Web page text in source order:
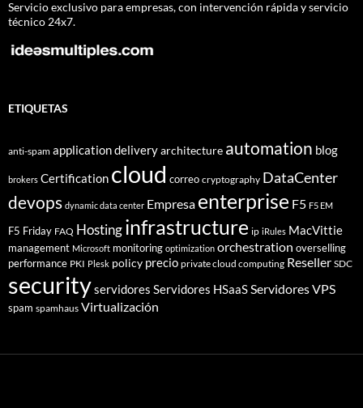
Servicio exclusivo para empresas, con intervención rápida y servicio
técnico 24x7.
ETIQUETAS
anti-spam application deliveryarchitecture automation blog
brokers Certification cloud correo cryptography DataCenter
devops dynamic data center Empresa enterprise F5 F5 EM
F5 Friday FAQ Hostinginfrastructure ip iRules MacVittie
management Microsoft monitoring optimization orchestration overselling
performance PKI Plesk policy precio private cloud computing Reseller SDC
securityservidores Servidores HSaaSServidores VPS
spam spamhaus Virtualización